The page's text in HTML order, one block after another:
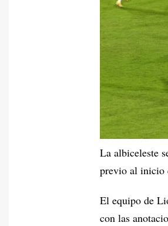
La albiceleste
previo al inicio
El equipo de
con las